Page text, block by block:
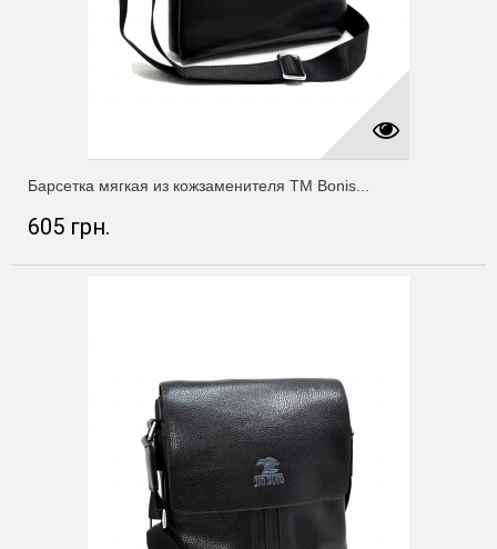
Барсетка мягкая из кожзаменителя ТМ Bonis...
605 грн.